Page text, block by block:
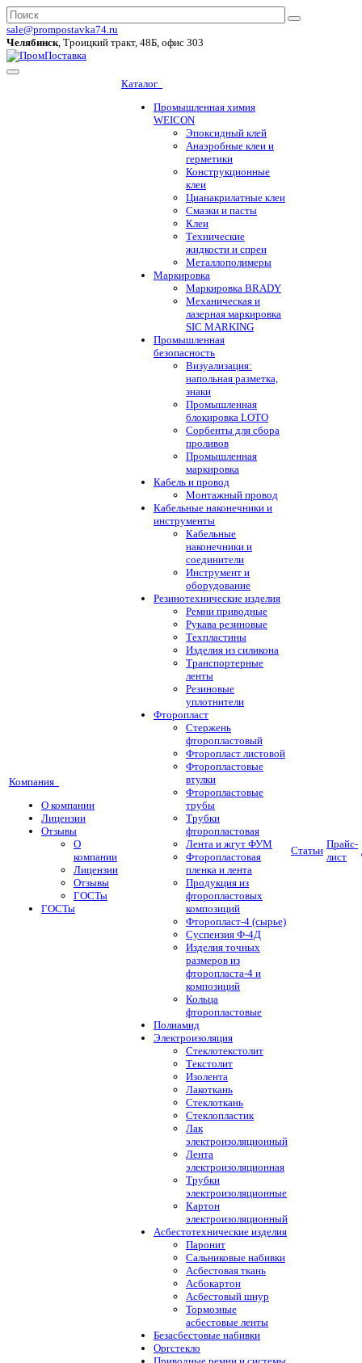
sale@prompostavka74.ru
Челябинск, Троицкий тракт, 48Б, офис 303
Компания
О компании
Лицензии
Отзывы
О
компании
Лицензии
Отзывы
ГОСТы
ГОСТы
Каталог
Промышленная химия
WEICON
Эпоксидный клей
Анаэробные клеи и
герметики
Конструкционные
клеи
Цианакрилатные клеи
Смазки и пасты
Клеи
Технические
жидкости и спреи
Металлополимеры
Маркировка
Маркировка BRADY
Механическая и
лазерная маркировка
SIC MARKING
Промышленная
безопасность
Визуализация:
напольная разметка,
знаки
Промышленная
блокировка LOTO
Сорбенты для сбора
проливов
Промышленная
маркировка
Кабель и провод
Монтажный провод
Кабельные наконечники и
инструменты
Кабельные
наконечники и
соединители
Инструмент и
оборудование
Резинотехнические изделия
Ремни приводные
Рукава резиновые
Техпластины
Изделия из силикона
Транспортерные
ленты
Резиновые
уплотнители
Фторопласт
Стержень
фторопластовый
Фторопласт листовой
Фторопластовые
втулки
Фторопластовые
трубы
Трубки
фторопластовая
Лента и жгут ФУМ
Фторопластовая
пленка и лента
Продукция из
фторопластовых
композиций
Фторопласт-4 (сырье)
Суспензия Ф-4Д
Изделия точных
размеров из
фторопласта-4 и
композиций
Кольца
фторопластовые
Полиамид
Электроизоляция
Стеклотекстолит
Текстолит
Изолента
Лакоткань
Стеклоткань
Стеклопластик
Лак
электроизоляционный
Лента
электроизоляционная
Трубки
электроизоляционные
Картон
электроизоляционный
Асбестотехнические изделия
Паронит
Сальниковые набивки
Асбестовая ткань
Асбокартон
Асбестовый шнур
Тормозные
асбестовые ленты
Безасбестовые набивки
Оргстекло
Статьи
Прайс-
лист